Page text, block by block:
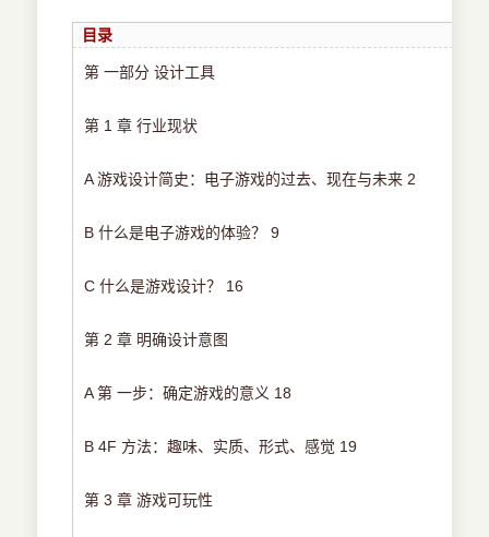
目录
第 一部分 设计工具
第 1 章 行业现状
A 游戏设计简史：电子游戏的过去、现在与未来 2
B 什么是电子游戏的体验？ 9
C 什么是游戏设计？ 16
第 2 章 明确设计意图
A 第 一步：确定游戏的意义 18
B 4F 方法：趣味、实质、形式、感觉 19
第 3 章 游戏可玩性